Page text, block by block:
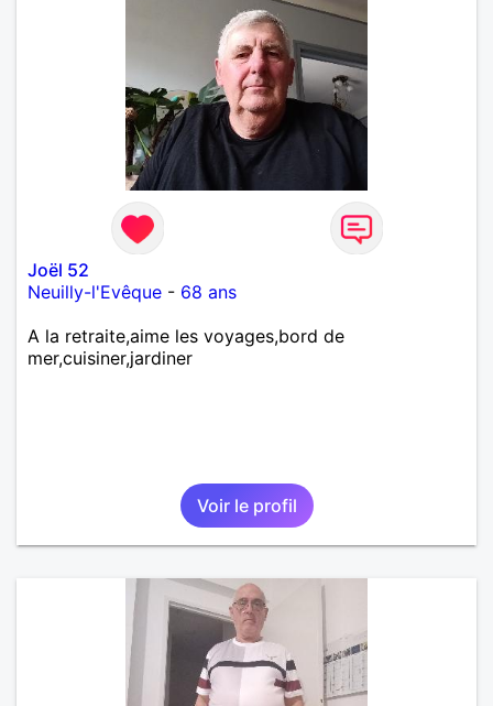
Joël 52
Neuilly-l'Evêque - 68 ans
A la retraite,aime les voyages,bord de
mer,cuisiner,jardiner
Voir le profil